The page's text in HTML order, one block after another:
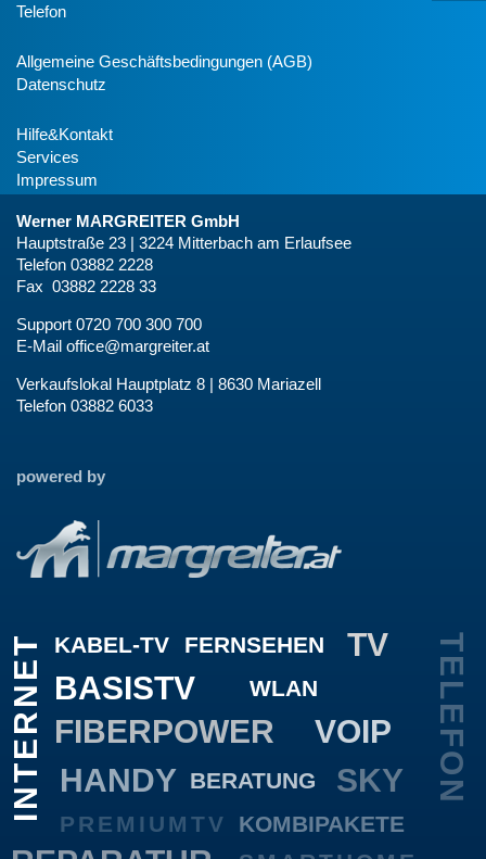
Telefon
Allgemeine Geschäftsbedingungen (AGB)
Datenschutz
Hilfe&Kontakt
Services
Impressum
Werner MARGREITER GmbH
Hauptstraße 23 | 3224 Mitterbach am Erlaufsee
Telefon 03882 2228
Fax 03882 2228 33
Support 0720 700 300 700
E-Mail office@margreiter.at
Verkaufslokal Hauptplatz 8 | 8630 Mariazell
Telefon 03882 6033
powered by
KABEL-TV
INTERNET TELEFON
FERNSEHEN
TV
BASISTV
PREMIUMTV
SKY
WLAN
FIBERPOWER VOIP
BERATUNG
HANDY
KOMBIPAKETE